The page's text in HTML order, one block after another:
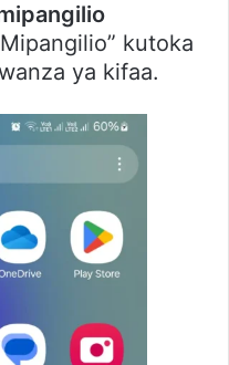
kutoka
ya kifaa.